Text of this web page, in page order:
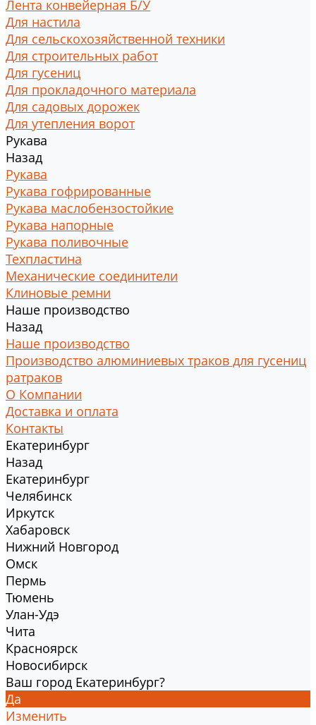
Лента конвейерная Б/У
Для настила
Для сельскохозяйственной техники
Для строительных работ
Для гусениц
Для прокладочного материала
Для садовых дорожек
Для утепления ворот
Рукава
Назад
Рукава
Рукава гофрированные
Рукава маслобензостойкие
Рукава напорные
Рукава поливочные
Техпластина
Механические соединители
Клиновые ремни
Наше производство
Назад
Наше производство
Производство алюминиевых траков для гусениц
ратраков
О Компании
Доставка и оплата
Контакты
Екатеринбург
Назад
Екатеринбург
Челябинск
Иркутск
Хабаровск
Нижний Новгород
Омск
Пермь
Тюмень
Улан-Удэ
Чита
Красноярск
Новосибирск
Ваш город Екатеринбург?
Да
Изменить